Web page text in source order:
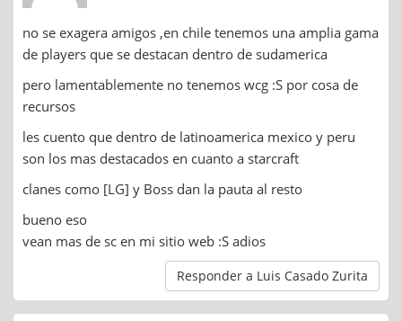
no se exagera amigos ,en chile tenemos una amplia gama
de players que se destacan dentro de sudamerica
pero lamentablemente no tenemos wcg :S por cosa de
recursos
les cuento que dentro de latinoamerica mexico y peru
son los mas destacados en cuanto a starcraft
clanes como [LG] y Boss dan la pauta al resto
bueno eso
vean mas de sc en mi sitio web :S adios
Responder a Luis Casado Zurita